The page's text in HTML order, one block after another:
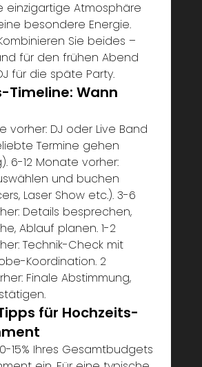
einzigartige Atmosphäre
besondere Energie.
Sie beides –
für den frühen Abend
für die späte Party.
Timeline: Wann
vorher: DJ oder Live Band
Termine gehen
6-12 Monate vorher:
und buchen
Laser Show etc.). 3-6
Details besprechen,
Ablauf planen. 1-2
Technik-Check mit
Koordination. 2
Finale Abstimmung,
für Hochzeits-
15% Ihres Gesamtbudgets